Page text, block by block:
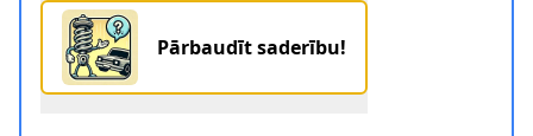
Pārbaudīt saderību!